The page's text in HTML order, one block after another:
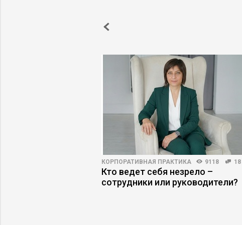
КОРПОРАТИВНАЯ ПРАКТИКА 9118 18
Кто ведет себя незрело –
сотрудники или руководители?